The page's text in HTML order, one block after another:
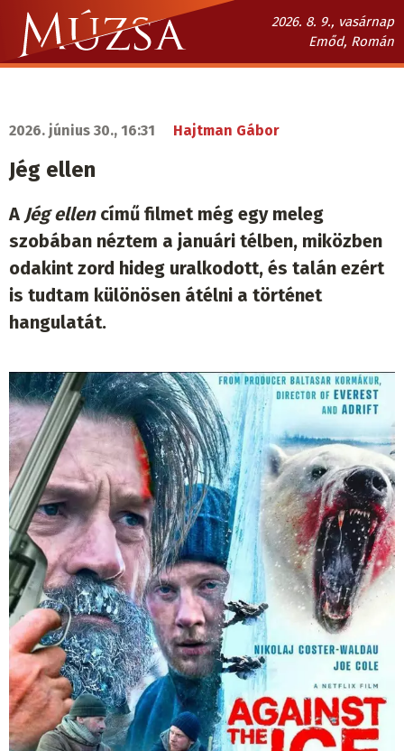
Ugrás
tartalomra
2026. 8. 9., vasárnap
Emőd, Román
Múzsa.sk
navigáció
2026. június 30., 16:31 Hajtman Gábor
Jég ellen
A Jég ellencímű filmet még egy meleg
szobában néztem a januári télben, miközben
odakint zord hideg uralkodott, és talán ezért
is tudtam különösen átélni a történet
hangulatát.